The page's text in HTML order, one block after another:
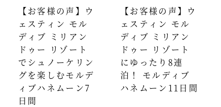
【お客様の声】ウ
ェスティン モル
ディブ ミリアン
ドゥー リゾート
でシュノーケリン
グを楽しむモルデ
ィブハネムーン7
日間
【お客様の声】ウ
ェスティン モル
ディブ ミリアン
ドゥー リゾート
にゆったり8連
泊！ モルディブ
ハネムーン11日間